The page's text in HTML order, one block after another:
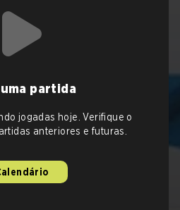
partida
jogadas hoje. Verifique o
anteriores e futuras.